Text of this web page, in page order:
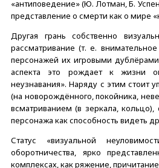
«антиповедение» (Ю. Лотман, Б.
представление о смерти как о мире
Другая грань собственно
рассматривание (т. е.
персонажей их игровыми
аспекта это рождает к жизни
неузнавания». Наряду с этим стоит
(на новорождённого, покойника,
всматриванием (в зеркала, кольцо),
персонажа как способность видеть
Статус «визуальной
оборотничества, ярко
комплексах, как ряжение,